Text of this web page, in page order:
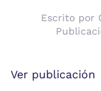
Escrito por
Ver publicación